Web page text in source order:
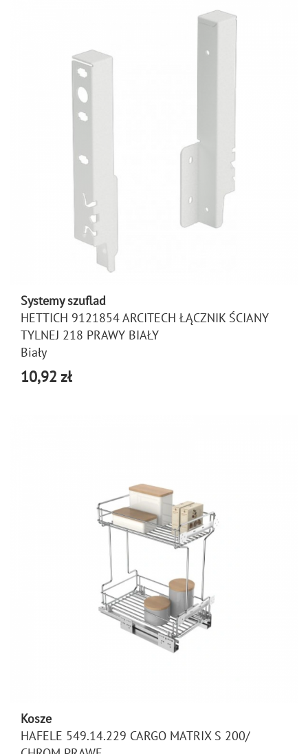
Systemy szuflad
HETTICH 9121854 ARCITECH ŁĄCZNIK ŚCIANY
TYLNEJ 218 PRAWY BIAŁY
Biały
10,92 zł
Kosze
HAFELE 549.14.229 CARGO MATRIX S 200/